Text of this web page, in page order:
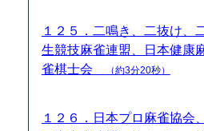
１２５．二鳴き、二抜け、
生競技麻雀連盟、日本健康
雀棋士会
（約3分20秒）
１２６．日本プロ麻雀協会